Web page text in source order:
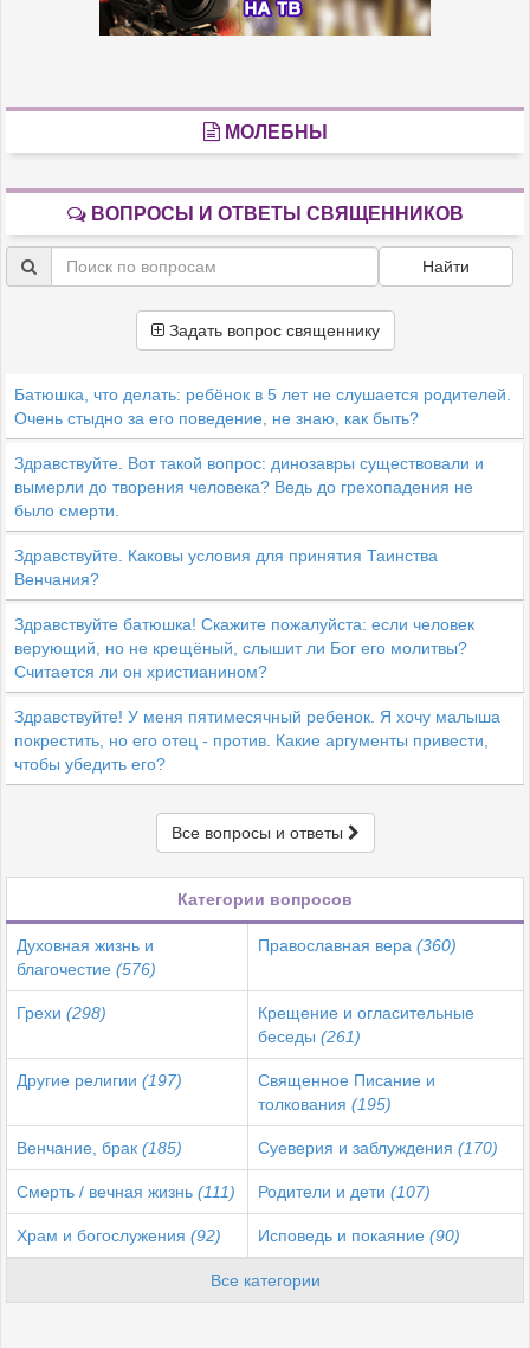
МОЛЕБНЫ
ВОПРОСЫ И ОТВЕТЫ СВЯЩЕННИКОВ
Найти
Задать вопрос священнику
Батюшка, что делать: ребёнок в 5 лет не слушается родителей.
Очень стыдно за его поведение, не знаю, как быть?
Здравствуйте. Вот такой вопрос: динозавры существовали и
вымерли до творения человека? Ведь до грехопадения не
было смерти.
Здравствуйте. Каковы условия для принятия Таинства
Венчания?
Здравствуйте батюшка! Скажите пожалуйста: если человек
верующий, но не крещёный, слышит ли Бог его молитвы?
Считается ли он христианином?
Здравствуйте! У меня пятимесячный ребенок. Я хочу малыша
покрестить, но его отец - против. Какие аргументы привести,
чтобы убедить его?
Все вопросы и ответы
Категории вопросов
Духовная жизнь и
благочестие (576)
Православная вера (360)
Грехи (298)
Крещение и огласительные
беседы (261)
Другие религии (197)
Священное Писание и
толкования (195)
Венчание, брак (185) Суеверия и заблуждения (170)
Смерть / вечная жизнь (111) Родители и дети (107)
Храм и богослужения (92) Исповедь и покаяние (90)
Все категории